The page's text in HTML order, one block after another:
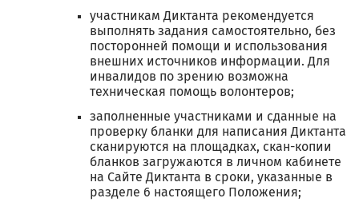
участникам Диктанта рекомендуется
выполнять задания самостоятельно, без
посторонней помощи и использования
внешних источников информации. Для
инвалидов по зрению возможна
техническая помощь волонтеров;
заполненные участниками и сданные на
проверку бланки для написания Диктанта
сканируются на площадках, скан-копии
бланков загружаются в личном кабинете
на Сайте Диктанта в сроки, указанные в
разделе 6 настоящего Положения;